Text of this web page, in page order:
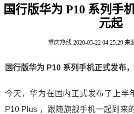
国行版华为 P10 系列手
元起
重庆热线 2020-05-22 04:25:29 来
国行版华为 P10 系列手机正式发布
今天，华为在国内正式发布了上半
P10 Plus ，跟随旗舰手机一起到来